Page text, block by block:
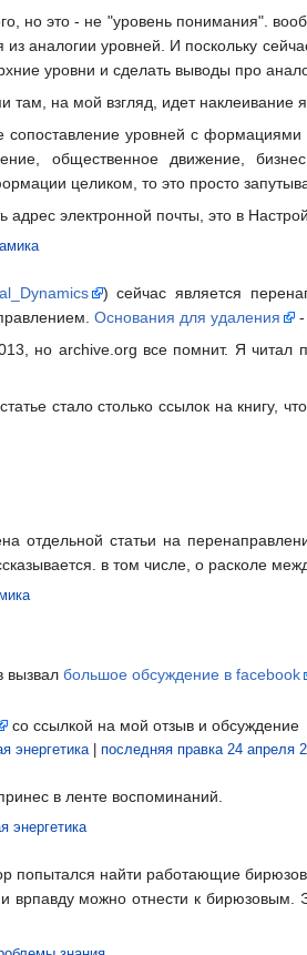
но это - не "уровень понимания".
аналогии уровней. И поскольку
уровни и сделать выводы про
на мой взгляд, идет наклеивание
уровней с
общественное движение,
целиком, то это просто
электронной почты, это в
) сейчас является
Основания для удаления
-
но archive.org все помнит. Я читал
стало столько ссылок на книгу,
отдельной статьи на
в том числе, о расколе
вызвалбольшое обсуждение в facebook
со ссылкой на мой отзыв и обсуждение
энергетика| последняя правка 24 апреля
в ленте воспоминаний.
энергетика
попытался найти работающие
можно отнести к бирюзовым.